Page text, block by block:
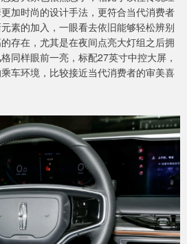
加时尚的设计手法，更符合当代消费者
素的加入，一眼看去依旧能够轻松辨别
存在，尤其是在夜间点亮大灯组之后拥
同样眼前一亮，标配27英寸中控大屏，
车环境，比较接近当代消费者的审美喜